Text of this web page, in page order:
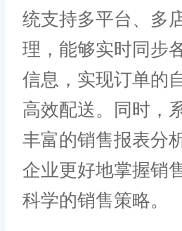
统支持多平台、多
理，能够实时同步
信息，实现订单的
高效配送。同时，
丰富的销售报表分
企业更好地掌握销
科学的销售策略。